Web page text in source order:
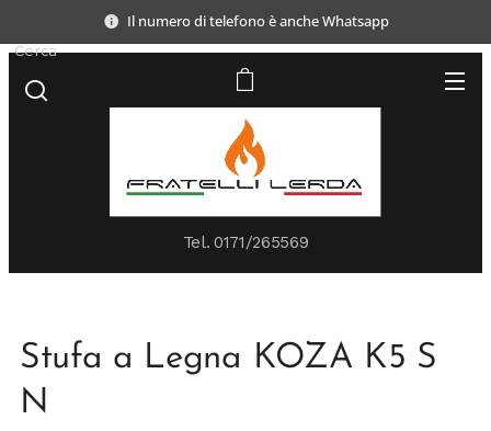
Il numero di telefono è anche Whatsapp
Tel. 0171/265569
Cerca
Stufa a Legna KOZA K5 S
N